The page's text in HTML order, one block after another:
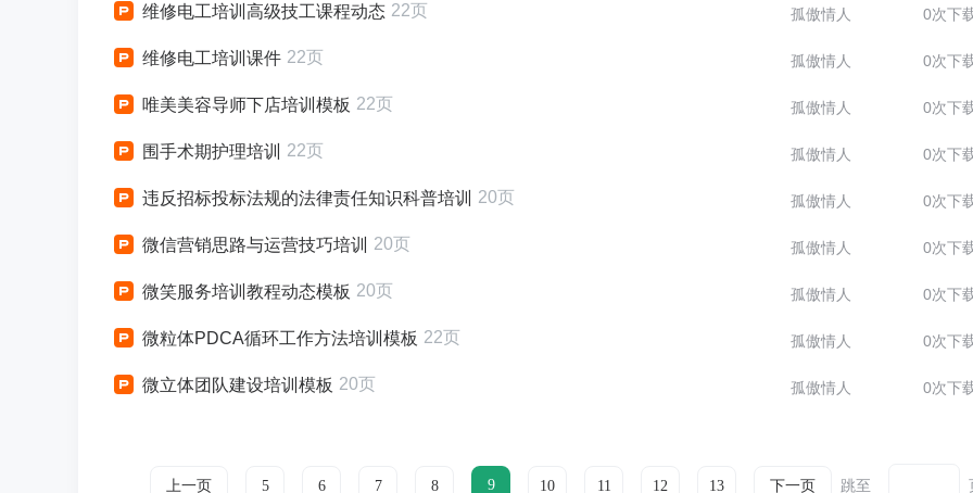
维修电工培训高级技工课程动态 22页 孤傲情人 0次下
维修电工培训课件 22页 孤傲情人 0次下
唯美美容导师下店培训模板 22页 孤傲情人 0次下
围手术期护理培训 22页 孤傲情人 0次下
违反招标投标法规的法律责任知识科普培训 20页 孤傲情人 0次下
微信营销思路与运营技巧培训 20页 孤傲情人 0次下
微笑服务培训教程动态模板 20页 孤傲情人 0次下
微粒体PDCA循环工作方法培训模板 22页 孤傲情人 0次下
微立体团队建设培训模板 20页 孤傲情人 0次下
上一页 5 6 7 8 9 10 11 12 13 下一页 跳至